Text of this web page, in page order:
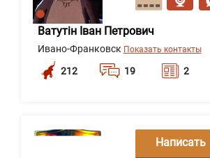
Ватутін Іван Петрович
Ивано-Франковск Показать контакты
212 19 2
Написать